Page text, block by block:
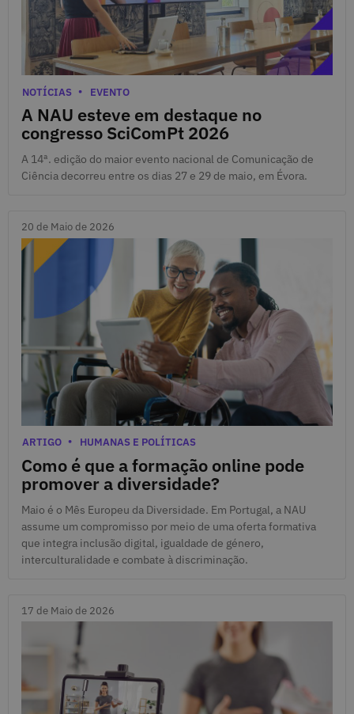
A NAU esteve em destaque no
congresso SciComPt 2026
1 de Junho de 2026
Categorias
NOTÍCIAS EVENTO
A 14ª. edição do maior evento nacional de Comunicação de
Ciência decorreu entre os dias 27 e 29 de maio, em Évora.
20 de Maio de 2026
Como é que a formação online pode
promover a diversidade?
20 de Maio de 2026
Categorias
ARTIGO HUMANAS E POLÍTICAS
Maio é o Mês Europeu da Diversidade. Em Portugal, a NAU
assume um compromisso por meio de uma oferta formativa
que integra inclusão digital, igualdade de género,
interculturalidade e combate à discriminação.
17 de Maio de 2026